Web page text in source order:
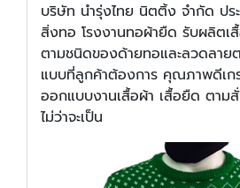
บริษัท นำรุ่งไทย นิตติ้ง จำกัด ปร
สิ่งทอ โรงงานทอผ้ายืด รับผลิตเ
ตามชนิดของด้ายทอและลวดลา
แบบที่ลูกค้าต้องการ คุณภาพดีเก
ออกแบบงานเสื้อผ้า เสื้อยืด ตาม
ไม่ว่าจะเป็น